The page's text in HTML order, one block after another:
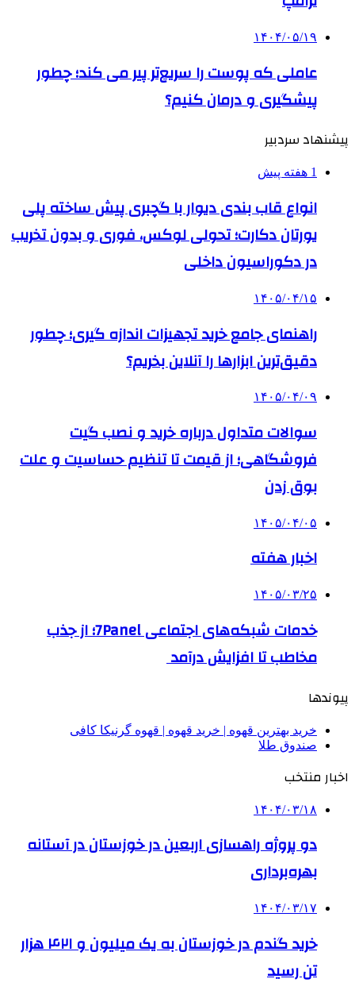
۱۴۰۴/۰۵/۱۹
عاملی که پوست را سریع‌تر پیر می کند؛ چطور
پیشگیری و درمان کنیم؟
پیشنهاد سردبیر
1 هفته پیش
انواع قاب بندی دیوار با گچبری پیش ساخته پلی
یورتان دکارت؛ تحولی لوکس، فوری و بدون تخریب
در دکوراسیون داخلی
۱۴۰۵/۰۴/۱۵
راهنمای جامع خرید تجهیزات اندازه گیری؛ چطور
دقیق‌ترین ابزارها را آنلاین بخریم؟
۱۴۰۵/۰۴/۰۹
سوالات متداول درباره خرید و نصب گیت
فروشگاهی؛ از قیمت تا تنظیم حساسیت و علت
بوق زدن
۱۴۰۵/۰۴/۰۵
اخبار هفته
۱۴۰۵/۰۳/۲۵
خدمات شبکه‌های اجتماعی 7Panel؛ از جذب
مخاطب تا افزایش درآمد
پیوندها
خرید بهترین قهوه | خرید قهوه | قهوه گرنیکا کافی
صندوق طلا
اخبار منتخب
۱۴۰۴/۰۳/۱۸
دو پروژه راهسازی اربعین در خوزستان در آستانه
بهره‌برداری
۱۴۰۴/۰۳/۱۷
خرید گندم در خوزستان به یک میلیون و ۴۲۱ هزار
تن رسید